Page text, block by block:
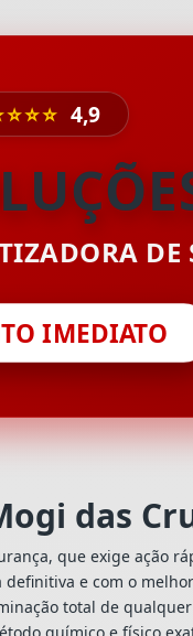
4,9
DE
IMEDIATO
das
que exige ação
definitiva e com o
total de